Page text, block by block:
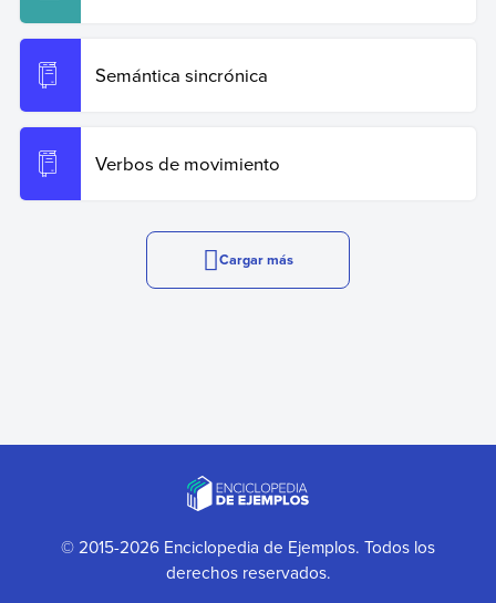
Semántica sincrónica
Verbos de movimiento
Cargar más
© 2015-2026 Enciclopedia de Ejemplos. Todos los
derechos reservados.